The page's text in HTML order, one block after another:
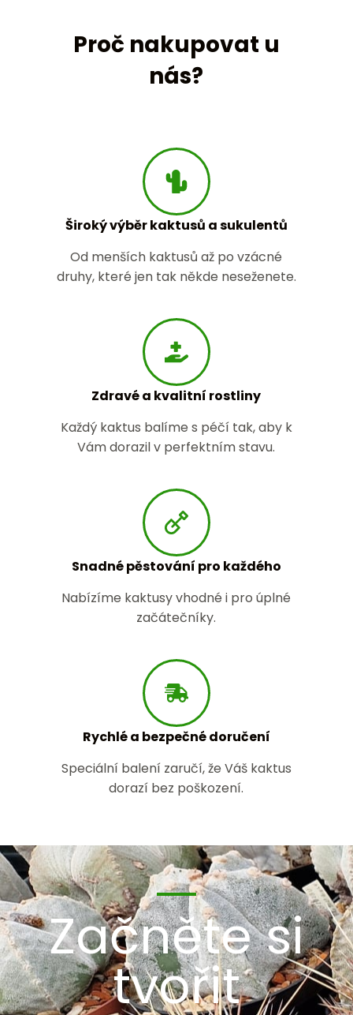
Proč nakupovat u
nás?
Široký výběr kaktusů a sukulentů
Od menších kaktusů až po vzácné
druhy, které jen tak někde neseženete.
Zdravé a kvalitní rostliny
Každý kaktus balíme s péčí tak, aby k
Vám dorazil v perfektním stavu.
Snadné pěstování pro každého
Nabízíme kaktusy vhodné i pro úplné
začátečníky.
Rychlé a bezpečné doručení
Speciální balení zaručí, že Váš kaktus
dorazí bez poškození.
Začněte si
tvořit